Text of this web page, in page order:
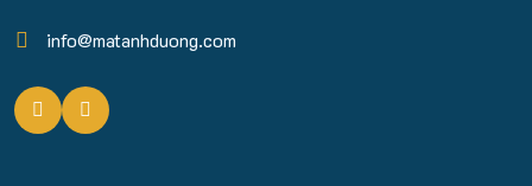
info@matanhduong.com